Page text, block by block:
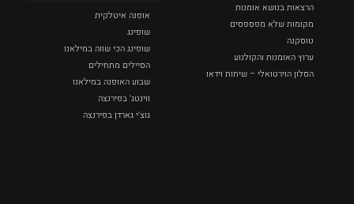
הרצאות בנושא אומנות
מקומות שלא מפספסים
טוסקנה
ערוץ האומנות והקולנוע
הסלון הוירטואלי – שיחות וידאו
אופנה איטלקית
שופינג
שופינג הכי שווה במילאנו
הסיילים מתחילים
שבוע האופנה במילאנו
ווינטג' בפירנצה
גוצ'י גארדן בפירנצה